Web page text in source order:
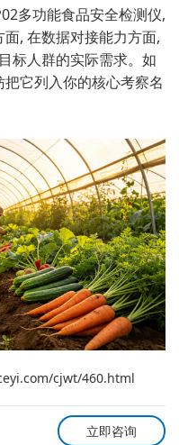
多功能食品安全检测仪⁠,​
, 在数据对接能力方面,‌
标人群的实际需求。如
它列入你的核心考察名
cjwt/460.html
立即咨询